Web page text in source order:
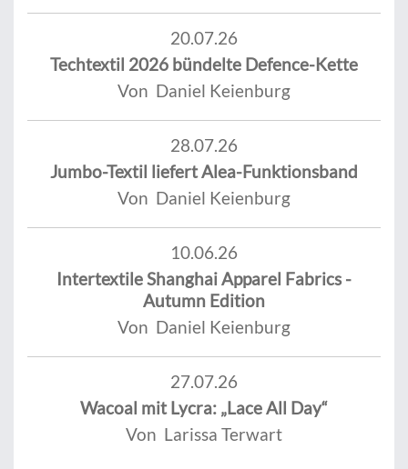
20.07.26
Techtextil 2026 bündelte Defence-Kette
Von Daniel Keienburg
28.07.26
Jumbo-Textil liefert Alea-Funktionsband
Von Daniel Keienburg
10.06.26
Intertextile Shanghai Apparel Fabrics -
Autumn Edition
Von Daniel Keienburg
27.07.26
Wacoal mit Lycra: „Lace All Day“
Von Larissa Terwart